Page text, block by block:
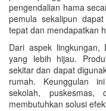
pengendalian hama
pemula sekalipun
tepat dan mendapatkan
Dari aspek lingkungan,
yang lebih hijau.
sekitar dan dapat
rumah. Keunggulan
sekolah,
membutuhkan solusi